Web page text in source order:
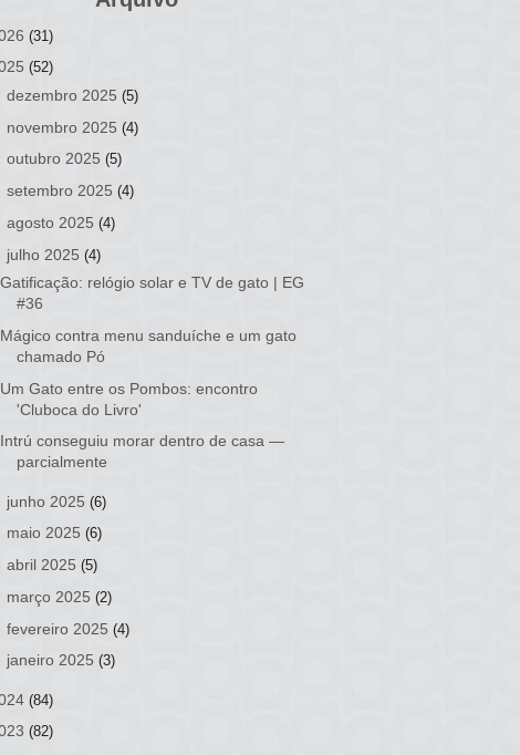
(31)
(52)
dezembro 2025 (5)
novembro 2025 (4)
outubro 2025 (5)
setembro 2025 (4)
agosto 2025 (4)
julho 2025 (4)
Gatificação: relógio solar e TV de gato | EG
#36
Mágico contra menu sanduíche e um gato
chamado Pó
Um Gato entre os Pombos: encontro
'Cluboca do Livro'
Intrú conseguiu morar dentro de casa ―
parcialmente
junho 2025 (6)
maio 2025 (6)
abril 2025 (5)
março 2025 (2)
fevereiro 2025 (4)
janeiro 2025 (3)
(84)
(82)